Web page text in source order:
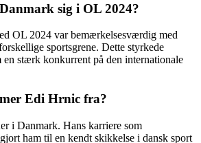
sig i OL 2024?
OL 2024 var bemærkelsesværdig med
sportsgrene. Dette styrkede
en stærk konkurrent på den internationale
Edi Hrnic fra?
i Danmark. Hans karriere som
ham til en kendt skikkelse i dansk sport